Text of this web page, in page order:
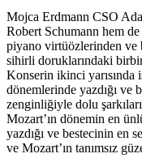
Mojca Erdmann CSO
Robert Schumann hem
piyano virtüözlerinden ve
sihirli doruklarındaki
Konserin ikinci yarısında
dönemlerinde yazdığı ve
zenginliğiyle dolu
Mozart’ın dönemin en
yazdığı ve bestecinin en
ve Mozart’ın tanımsız